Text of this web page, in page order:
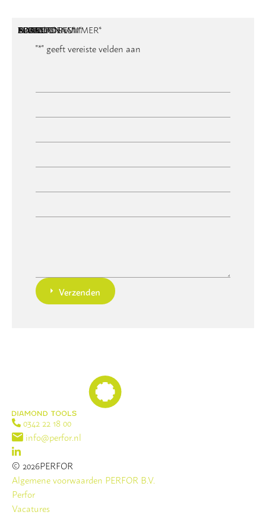
"*" geeft vereiste velden aan
NAAM*
BEDRIJFSNAAM*
E-MAILADRES*
TELEFOONNUMMER*
POSTCODE
ADRES
BERICHT*
Verzenden
0342 22 18 00
info@perfor.nl
© 2026PERFOR
Algemene voorwaarden PERFOR B.V.
Perfor
Vacatures